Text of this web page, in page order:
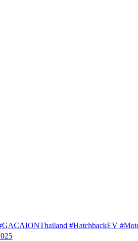
#HatchbackEV